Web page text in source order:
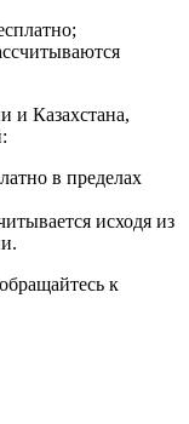
и Казахстана,
в пределах
исходя из
к